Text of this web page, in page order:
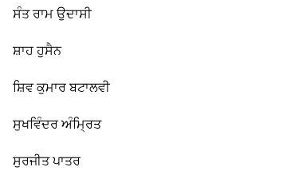
ਸੰਤ ਰਾਮ ਉਦਾਸੀ
ਸ਼ਾਹ ਹੁਸੈਨ
ਸ਼ਿਵ ਕੁਮਾਰ ਬਟਾਲਵੀ
ਸੁਖਵਿੰਦਰ ਅੰਮ੍ਰਿਤ
ਸੁਰਜੀਤ ਪਾਤਰ